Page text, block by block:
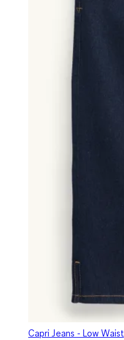
Capri Jeans - Low Waist